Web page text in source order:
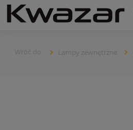
Lampy zewnętrzne